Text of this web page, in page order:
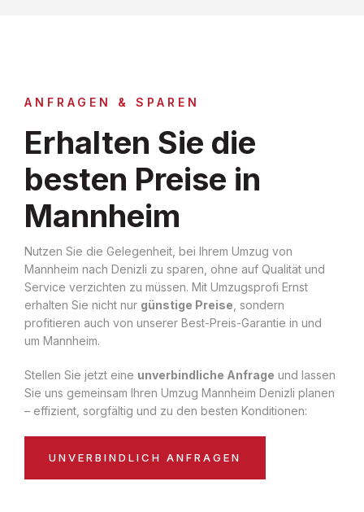
ANFRAGEN & SPAREN
Erhalten Sie die
besten Preise in
Mannheim
Nutzen Sie die Gelegenheit, bei Ihrem Umzug von
Mannheim nach Denizli zu sparen, ohne auf Qualität und
Service verzichten zu müssen. Mit Umzugsprofi Ernst
erhalten Sie nicht nur günstige Preise , sondern
profitieren auch von unserer Best-Preis-Garantie in und
um Mannheim.
Stellen Sie jetzt eine unverbindliche Anfrage und lassen
Sie uns gemeinsam Ihren Umzug Mannheim Denizli planen
– effizient, sorgfältig und zu den besten Konditionen:
UNVERBINDLICH ANFRAGEN